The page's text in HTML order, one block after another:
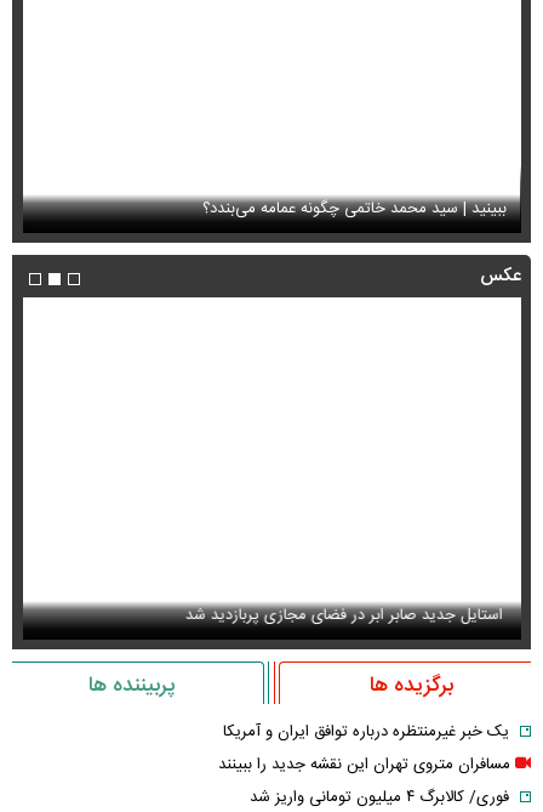
ببینید | سید محمد خاتمی چگونه عمامه می‌بندد؟
عکس
استایل جدید صابر ابر در فضای مجازی پربازدید شد
برگزیده ها پربیننده ها
یک خبر غیرمنتظره درباره توافق ایران و آمریکا
مسافران متروی تهران این نقشه جدید را ببینند
فوری/ کالابرگ ۴ میلیون تومانی واریز شد